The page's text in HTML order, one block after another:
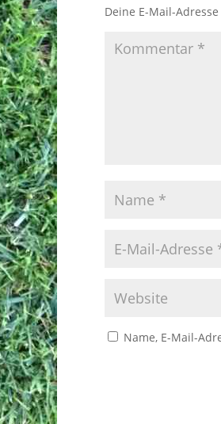
Deine E-Mail-
Name, E-Mail-